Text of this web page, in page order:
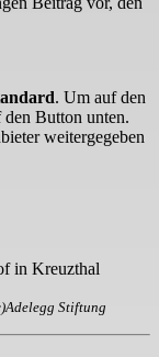
. Um auf den
Button unten.
weitergegeben
in Kreuzthal
Stiftung